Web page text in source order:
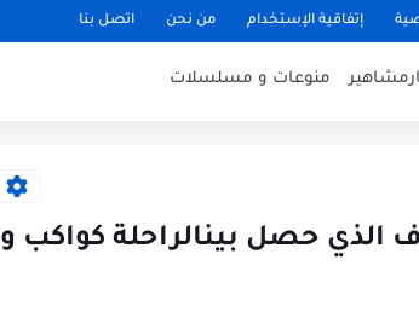
إتفاقية الإستخدام من نحن اتصل بنا
منوعات و مسلسلات
حصل بينالراحلة كواكب و